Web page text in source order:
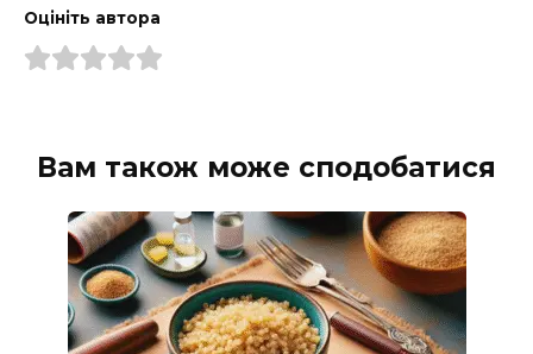
Оцініть автора
Вам також може сподобатися